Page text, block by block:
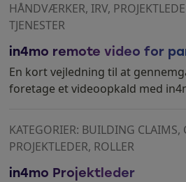
HÅNDVÆRKER, IRV,
TJENESTER
in4mo remote video for
En kort vejledning til at
foretage et videoopkald med
KATEGORIER: BUILDING CLAIMS,
PROJEKTLEDER, ROLLER
in4mo Projektleder